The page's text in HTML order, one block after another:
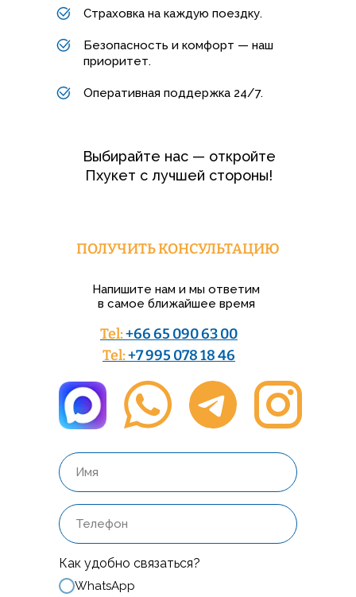
Выбирайте нас — откройте
Пхукет с лучшей стороны!
Оперативная поддержка 24/7.
Безопасность и комфорт — наш
приоритет.
Страховка на каждую поездку.
Как удобно связаться?
WhatsApp
ПОЛУЧИТЬ КОНСУЛЬТАЦИЮ
Напишите нам и мы ответим
в самое ближайшее время
Tel:+66 65 090 63 00
Tel:+7 995 078 18 46